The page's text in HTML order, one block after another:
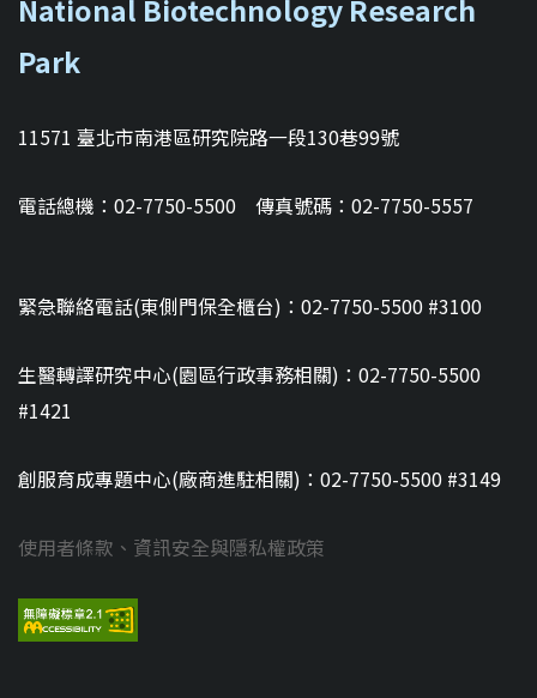
National Biotechnology Research
Park
11571 臺北市南港區研究院路一段130巷99號
電話總機：02-7750-5500 傳真號碼：02-7750-5557
緊急聯絡電話(東側門保全櫃台)：02-7750-5500 #3100
生醫轉譯研究中心(園區行政事務相關)：02-7750-5500
#1421
創服育成專題中心(廠商進駐相關)：02-7750-5500 #3149
使用者條款、資訊安全與隱私權政策